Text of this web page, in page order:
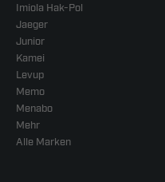
Imiola Hak-Pol
Jaeger
Junior
Kamei
Levup
Memo
Menabo
Mehr
Alle Marken